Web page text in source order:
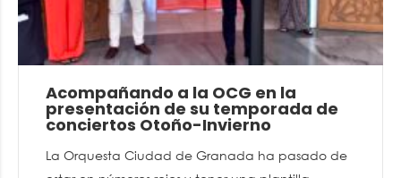
Acompañando a la OCG en la
presentación de su temporada de
conciertos Otoño-Invierno
La Orquesta Ciudad de Granada ha pasado de